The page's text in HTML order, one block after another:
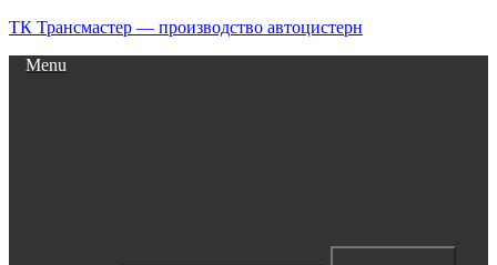
ТК Трансмастер — производство автоцистерн
Menu